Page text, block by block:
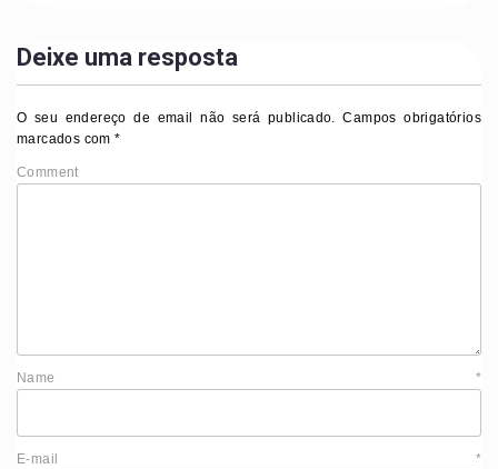
Deixe uma resposta
O seu endereço de email não será publicado. Campos obrigatórios
marcados com*
Comment
Name *
E-mail *